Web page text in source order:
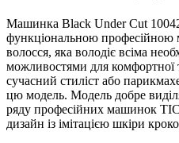
Машинка Black Under Cut
функціональною
волосся, яка володіє всіма
можливостями для комфортної
сучасний стиліст або
цю модель. Модель добре
ряду професійних машинок
дизайн із імітацією шкіри